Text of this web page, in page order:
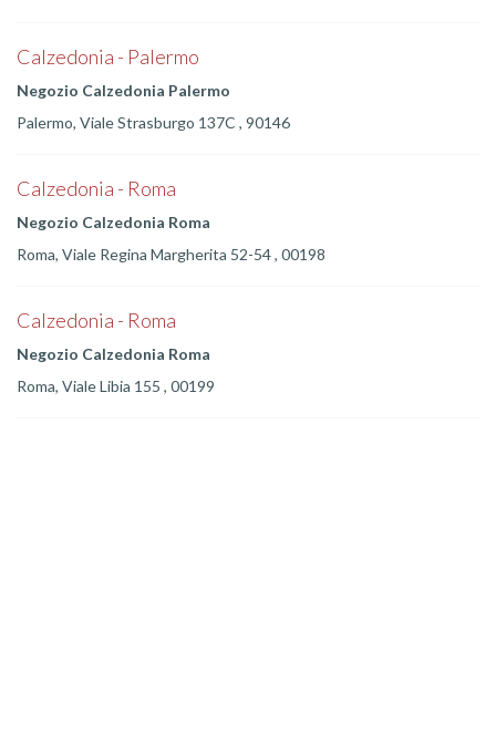
Calzedonia - Palermo
Negozio Calzedonia Palermo
Palermo, Viale Strasburgo 137C , 90146
Calzedonia - Roma
Negozio Calzedonia Roma
Roma, Viale Regina Margherita 52-54 , 00198
Calzedonia - Roma
Negozio Calzedonia Roma
Roma, Viale Libia 155 , 00199